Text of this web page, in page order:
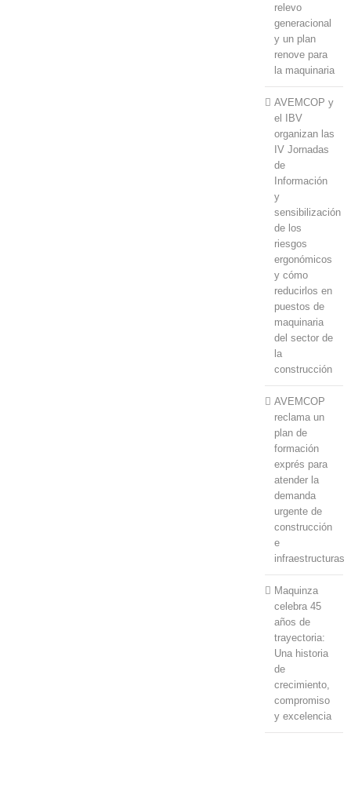
relevo
generacional
y un plan
renove para
la maquinaria
AVEMCOP y
el IBV
organizan las
IV Jornadas
de
Información
y
sensibilización
de los
riesgos
ergonómicos
y cómo
reducirlos en
puestos de
maquinaria
del sector de
la
construcción
AVEMCOP
reclama un
plan de
formación
exprés para
atender la
demanda
urgente de
construcción
e
infraestructuras
Maquinza
celebra 45
años de
trayectoria:
Una historia
de
crecimiento,
compromiso
y excelencia